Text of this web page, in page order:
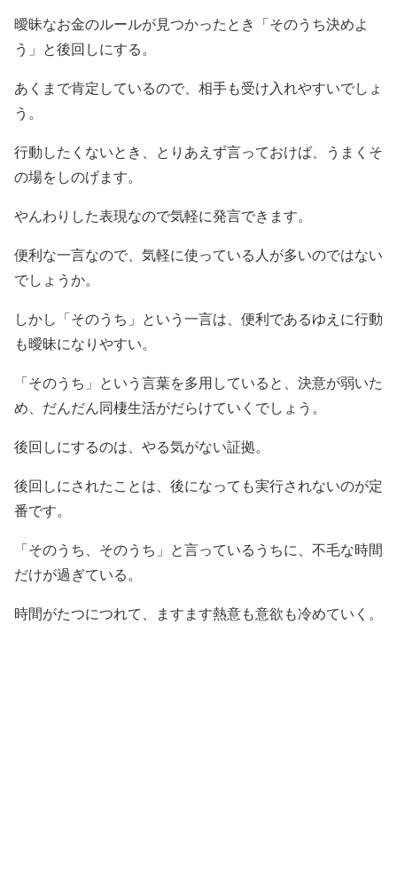
曖昧なお金のルールが見つかったとき「そのうち決めよ
う」と後回しにする。
あくまで肯定しているので、相手も受け入れやすいでしょ
う。
行動したくないとき、とりあえず言っておけば、うまくそ
の場をしのげます。
やんわりした表現なので気軽に発言できます。
便利な一言なので、気軽に使っている人が多いのではない
でしょうか。
しかし「そのうち」という一言は、便利であるゆえに行動
も曖昧になりやすい。
「そのうち」という言葉を多用していると、決意が弱いた
め、だんだん同棲生活がだらけていくでしょう。
後回しにするのは、やる気がない証拠。
後回しにされたことは、後になっても実行されないのが定
番です。
「そのうち、そのうち」と言っているうちに、不毛な時間
だけが過ぎている。
時間がたつにつれて、ますます熱意も意欲も冷めていく。